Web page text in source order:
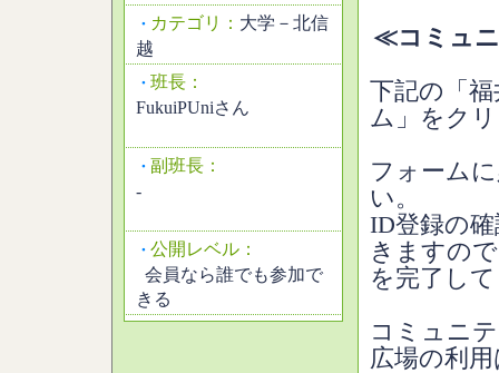
・ カテゴリ： 大学－北信
越
・ 班長：
FukuiPUniさん
・ 副班長：
-
・ 公開レベル：
会員なら誰でも参加で
きる
≪コミュ
下記の「
ム」をク
フォーム
い。
ID登録の
きますの
を完了し
コミュニ
広場の利